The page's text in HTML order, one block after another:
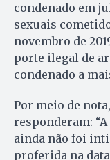
condenado em
sexuais
novembro de
porte ilegal de
condenado a
Por meio de
responderam:
ainda não foi
proferida na